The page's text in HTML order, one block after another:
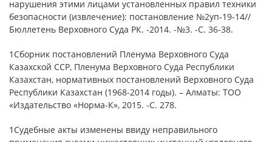
нарушения этими лицами установленных правил техники
безопасности (извлечение): постановление №2уп-19-14//
Бюллетень Верховного Суда РК. -2014. -№3. -С. 36-38.
1Сборник постановлений Пленума Верховного Суда
Казахской ССР, Пленума Верховного Суда Республики
Казахстан, нормативных постановлений Верховного Суда
Республики Казахстан (1968-2014 годы). – Алматы: ТОО
«Издательство «Норма-К», 2015. -С. 278.
1Судебные акты изменены ввиду неправильного